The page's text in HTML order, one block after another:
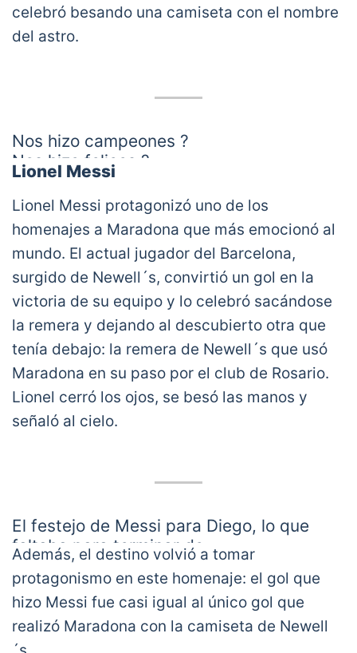
celebró besando una camiseta con el nombre
del astro.
Nos hizo campeones ?
Nos hizo felices ?
Nos hizo argentinos ??
pic.twitter.com/OTO5a8WrEb
— Oficial SSC Napoli (@sscnapoliES)
November 30, 2020
Lionel Messi
Lionel Messi protagonizó uno de los
homenajes a Maradona que más emocionó al
mundo. El actual jugador del Barcelona,
surgido de Newell´s, convirtió un gol en la
victoria de su equipo y lo celebró sacándose
la remera y dejando al descubierto otra que
tenía debajo: la remera de Newell´s que usó
Maradona en su paso por el club de Rosario.
Lionel cerró los ojos, se besó las manos y
señaló al cielo.
El festejo de Messi para Diego, lo que
faltaba para terminar de
emocionarse.pic.twitter.com/IuVruOtqLK
— Ale Moreno (@AleMoreno_10) November
29, 2020
Además, el destino volvió a tomar
protagonismo en este homenaje: el gol que
hizo Messi fue casi igual al único gol que
realizó Maradona con la camiseta de Newell